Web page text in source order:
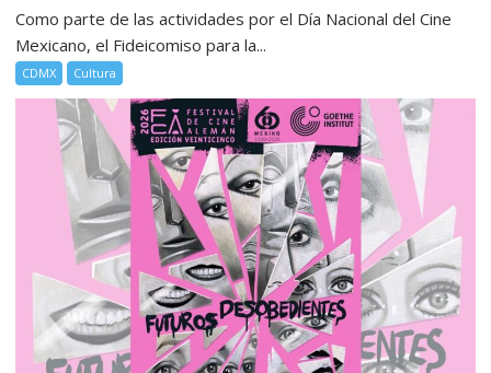
Como parte de las actividades por el Día Nacional del Cine
Mexicano, el Fideicomiso para la...
CDMX Cultura